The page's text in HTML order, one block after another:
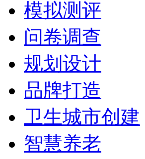
模拟测评
问卷调查
规划设计
品牌打造
卫生城市创建
智慧养老